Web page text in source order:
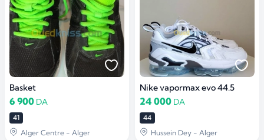
Basket
6 900 DA
41
Alger Centre - Alger
Nike vapormax evo 44.5
24 000 DA
44
Hussein Dey - Alger